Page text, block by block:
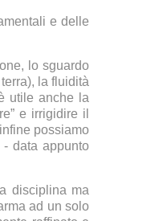
e delle
lo sguardo
la fluidità
utile anche la
e irrigidire il
possiamo
data appunto
disciplina ma
ad un solo